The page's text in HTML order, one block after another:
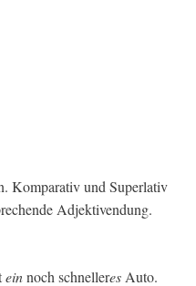
Komparativ und Superlativ
Adjektivendung.
einnoch schnelleres Auto.